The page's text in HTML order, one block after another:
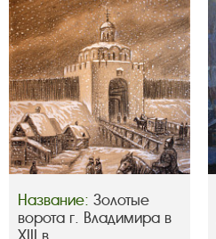
Название: Золотые
ворота г. Владимира в